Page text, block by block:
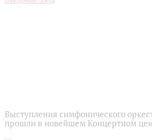
Выступления симфонического
прошли в новейшем Концертном